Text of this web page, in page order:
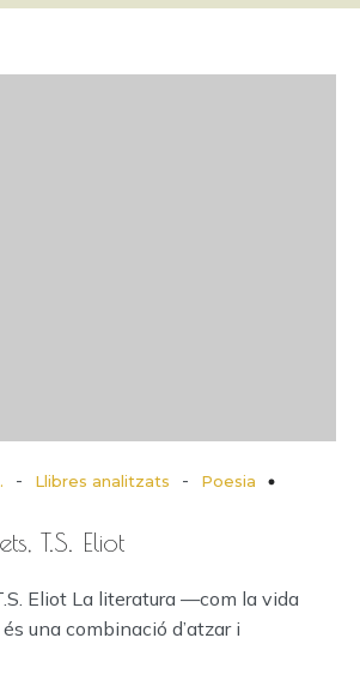
- Llibres analitzats -
Poesia
T.S. Eliot
Eliot La literatura —com la vida
una combinació d’atzar i